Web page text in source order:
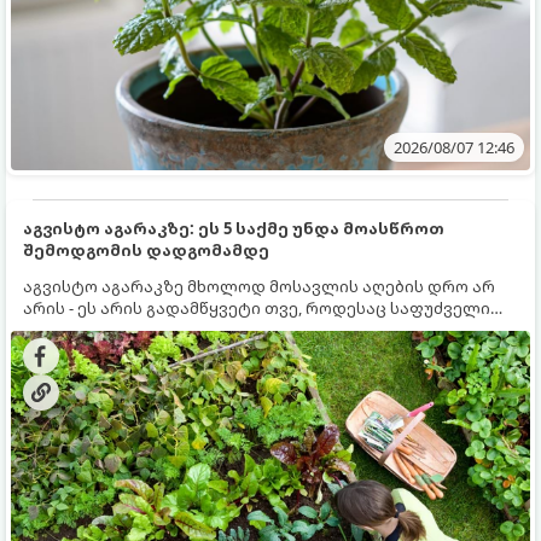
2026/08/07 12:46
აგვისტო აგარაკზე: ეს 5 საქმე უნდა მოასწროთ
შემოდგომის დადგომამდე
აგვისტო აგარაკზე მხოლოდ მოსავლის აღების დრო არ
არის - ეს არის გადამწყვეტი თვე, როდესაც საფუძველი
ეყრება მომავალი წლის მოსავალს და ბაღი მზადდება
შემოდგომა-ზამთრის სეზონისთვის. იმისათვის, რომ
ნიადაგმა ენერგია აღიდგინოს, ხოლო მცენარეებმა
ზამთარს გაუძლონ, აგვისტოს ბოლომდე 5
მნიშვნელოვანი საქმის გაკეთება უნდა მოასწროთ: